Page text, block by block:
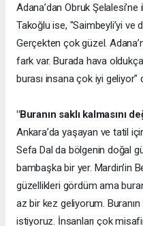
Adana’dan Obruk
Takoğlu ise, "Saimbeyli’yi ve
Gerçekten çok güzel.
fark var. Burada hava
burası insana çok iyi geliyor"
"Buranın saklı kalmasını
Ankara’da yaşayan ve tatil
Sefa Dal da bölgenin doğal
bambaşka bir yer. Mardin’in
güzellikleri gördüm ama
az bir kez geliyorum. Buranın
istiyoruz. İnsanları çok